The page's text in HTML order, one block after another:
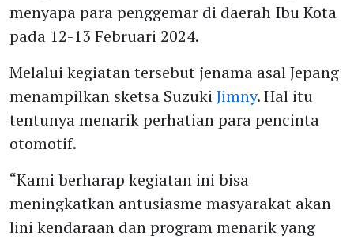
menyapa para penggemar di daerah Ibu Kota
pada 12-13 Februari 2024.
Melalui kegiatan tersebut jenama asal Jepang
menampilkan sketsa Suzuki Jimny. Hal itu
tentunya menarik perhatian para pencinta
otomotif.
“Kami berharap kegiatan ini bisa
meningkatkan antusiasme masyarakat akan
lini kendaraan dan program menarik yang